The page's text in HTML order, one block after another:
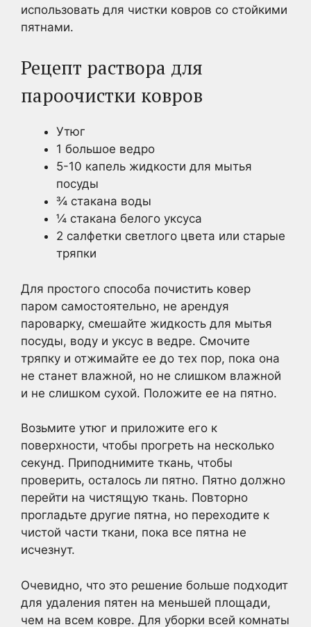
использовать для чистки ковров со стойкими
пятнами.
Рецепт раствора для
пароочистки ковров
Утюг
1 большое ведро
5-10 капель жидкости для мытья
посуды
¾ стакана воды
¼ стакана белого уксуса
2 салфетки светлого цвета или старые
тряпки
Для простого способа почистить ковер
паром самостоятельно, не арендуя
пароварку, смешайте жидкость для мытья
посуды, воду и уксус в ведре. Смочите
тряпку и отжимайте ее до тех пор, пока она
не станет влажной, но не слишком влажной
и не слишком сухой. Положите ее на пятно.
Возьмите утюг и приложите его к
поверхности, чтобы прогреть на несколько
секунд. Приподнимите ткань, чтобы
проверить, осталось ли пятно. Пятно должно
перейти на чистящую ткань. Повторно
прогладьте другие пятна, но переходите к
чистой части ткани, пока все пятна не
исчезнут.
Очевидно, что это решение больше подходит
для удаления пятен на меньшей площади,
чем на всем ковре. Для уборки всей комнаты